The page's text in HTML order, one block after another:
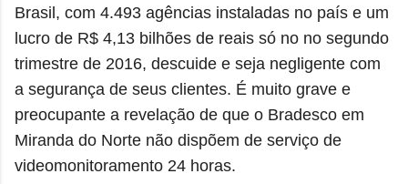
Brasil, com 4.493 agências instaladas no país e um
lucro de R$ 4,13 bilhões de reais só no no segundo
trimestre de 2016, descuide e seja negligente com
a segurança de seus clientes. É muito grave e
preocupante a revelação de que o Bradesco em
Miranda do Norte não dispõem de serviço de
videomonitoramento 24 horas.